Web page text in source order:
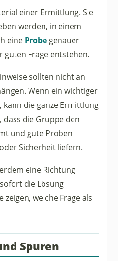
einer Ermittlung. Sie
werden, in einem
eine Probe genauer
guten Frage entstehen.
sollten nicht an
Wenn ein wichtiger
kann die ganze Ermittlung
dass die Gruppe den
und gute Proben
Sicherheit liefern.
eine Richtung
die Lösung
welche Frage als
Spuren